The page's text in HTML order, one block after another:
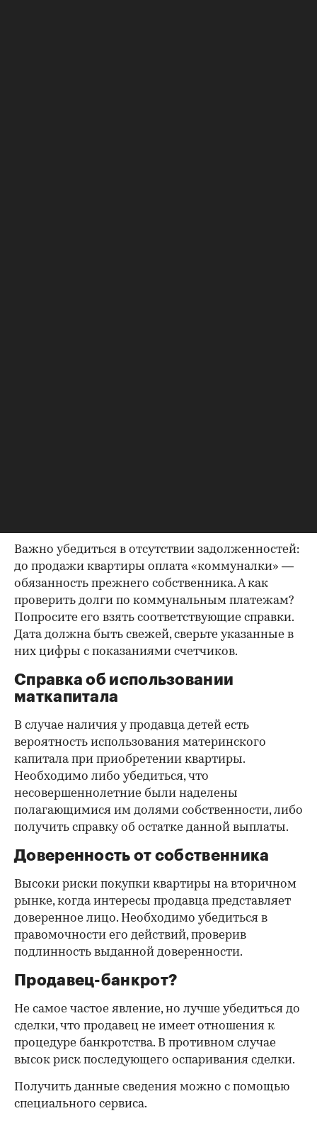
Важно убедиться в отсутствии задолженностей:
до продажи квартиры оплата «коммуналки» —
обязанность прежнего собственника. А как
проверить долги по коммунальным платежам?
Попросите его взять соответствующие справки.
Дата должна быть свежей, сверьте указанные в
них цифры с показаниями счетчиков.
Справка об использовании
маткапитала
В случае наличия у продавца детей есть
вероятность использования материнского
капитала при приобретении квартиры.
Необходимо либо убедиться, что
несовершеннолетние были наделены
полагающимися им долями собственности, либо
получить справку об остатке данной выплаты.
Доверенность от собственника
Высоки риски покупки квартиры на вторичном
рынке, когда интересы продавца представляет
доверенное лицо. Необходимо убедиться в
правомочности его действий, проверив
подлинность выданной доверенности.
Продавец-банкрот?
Не самое частое явление, но лучше убедиться до
сделки, что продавец не имеет отношения к
процедуре банкротства. В противном случае
высок риск последующего оспаривания сделки.
Получить данные сведения можно с помощью
специального сервиса.